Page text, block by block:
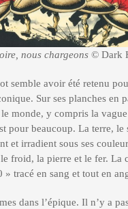
nous chargeons © Dark
semble avoir été retenu
Sur ses planches en
monde, y compris la
pour beaucoup. La terre, le
et irradient sous ses
froid, la pierre et le fer. La
» tracé en sang et tout en
dans l’épique. Il n’y a